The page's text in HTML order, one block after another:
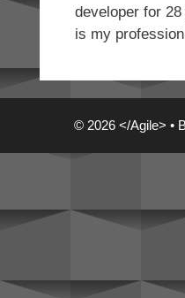
developer for
is my
© 2026 </Agile> •